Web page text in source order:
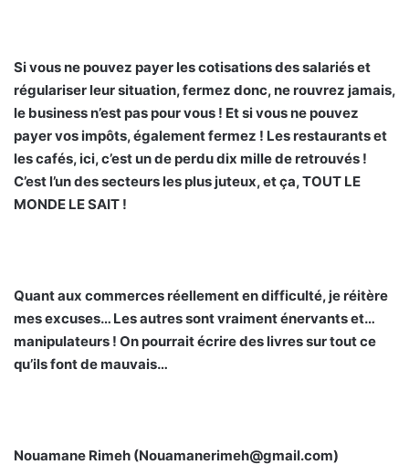
Si vous ne pouvez payer les cotisations des salariés et
régulariser leur situation, fermez donc, ne rouvrez jamais,
le business n’est pas pour vous ! Et si vous ne pouvez
payer vos impôts, également fermez ! Les restaurants et
les cafés, ici, c’est un de perdu dix mille de retrouvés !
C’est l’un des secteurs les plus juteux, et ça, TOUT LE
MONDE LE SAIT !
Quant aux commerces réellement en difficulté, je réitère
mes excuses… Les autres sont vraiment énervants et…
manipulateurs ! On pourrait écrire des livres sur tout ce
qu’ils font de mauvais…
Nouamane Rimeh (Nouamanerimeh@gmail.com)